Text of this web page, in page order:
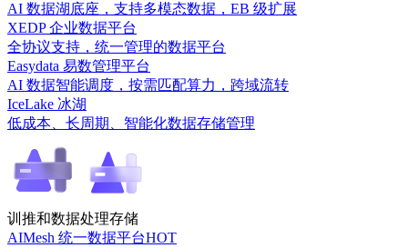
AI 数据湖底座，支持多模态数据，EB 级扩展
XEDP 企业数据平台
全协议支持，统一管理的数据平台
Easydata 易数管理平台
AI 数据智能调度，按需匹配算力，跨域流转
IceLake 冰湖
低成本、长周期、智能化数据存储管理
训推和数据处理存储
AIMesh 统一数据平台HOT